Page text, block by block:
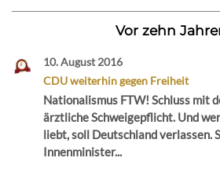
Vor zehn
10. August 2016
CDU weiterhin gegen Freiheit
Nationalismus FTW! Schluss mit
ärztliche Schweigepflicht. Und
liebt, soll Deutschland verlassen.
Innenminister...